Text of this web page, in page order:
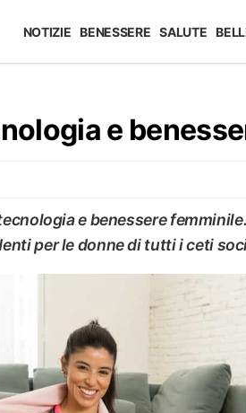
NOTIZIE BENESSERE SALUTE
e
e benessere
per le donne di tutti i ceti